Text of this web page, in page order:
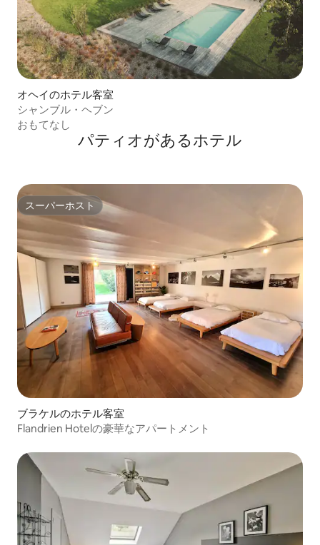
オヘイのホテル客室
シャンブル・ヘブン
おもてなし
パティオがあるホ⁠テ⁠ル
スーパーホスト
スーパーホスト
ブラケルのホテル客室
Flandrien Hotelの豪華なアパートメント